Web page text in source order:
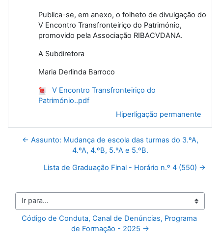
Publica-se, em anexo, o folheto de divulgação do
V Encontro Transfronteiriço do Património,
promovido pela Associação RIBACVDANA.
A Subdiretora
Maria Derlinda Barroco
V Encontro Transfronteiriço do
Património..pdf
Hiperligação permanente
← Assunto: Mudança de escola das turmas do 3.ºA,
4.ºA, 4.ºB, 5.ºA e 5.ºB.
Lista de Graduação Final - Horário n.º 4 (550) →
Ir para...
Código de Conduta, Canal de Denúncias, Programa
de Formação - 2025 →